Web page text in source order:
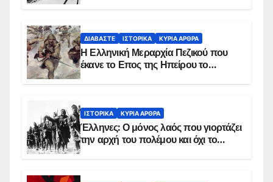
ΔΙΑΒΆΣΤΕ ΙΣΤΟΡΙΚΆ ΚΥΡΙΑ ΑΡΘΡΑ
Η Ελληνική Μεραρχία Πεζικού που
έκανε το Επος της Ηπείρου το
ΙΣΤΟΡΙΚΆ ΚΥΡΙΑ ΑΡΘΡΑ
Έλληνες: Ο μόνος λαός που γιορτάζει
την αρχή του πολέμου και όχι το